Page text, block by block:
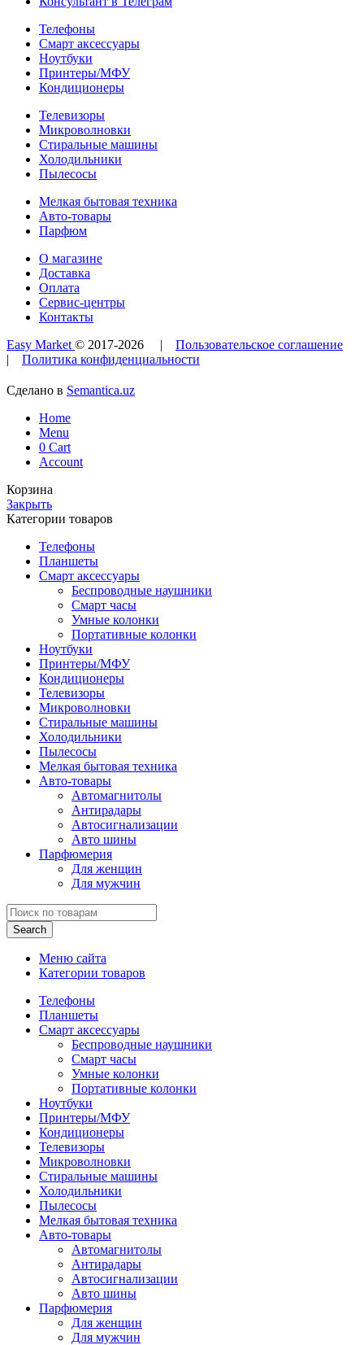
Телефоны
Смарт аксессуары
Ноутбуки
Принтеры/МФУ
Кондиционеры
Телевизоры
Микроволновки
Стиральные машины
Холодильники
Пылесосы
Мелкая бытовая техника
Авто-товары
Парфюм
О магазине
Доставка
Оплата
Сервис-центры
Контакты
Easy Market © 2017-2026 | Пользовательское соглашение
| Политика конфиденциальности
Сделано в Semantica.uz
Home
Menu
0 Cart
Account
Корзина
Закрыть
Категории товаров
Телефоны
Планшеты
Смарт аксессуары
Беспроводные наушники
Смарт часы
Умные колонки
Портативные колонки
Ноутбуки
Принтеры/МФУ
Кондиционеры
Телевизоры
Микроволновки
Стиральные машины
Холодильники
Пылесосы
Мелкая бытовая техника
Авто-товары
Автомагнитолы
Антирадары
Автосигнализации
Авто шины
Парфюмерия
Для женщин
Для мужчин
Search
Меню сайта
Категории товаров
Телефоны
Планшеты
Смарт аксессуары
Беспроводные наушники
Смарт часы
Умные колонки
Портативные колонки
Ноутбуки
Принтеры/МФУ
Кондиционеры
Телевизоры
Микроволновки
Стиральные машины
Холодильники
Пылесосы
Мелкая бытовая техника
Авто-товары
Автомагнитолы
Антирадары
Автосигнализации
Авто шины
Парфюмерия
Для женщин
Для мужчин